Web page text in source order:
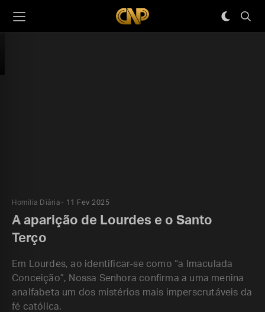
Homilia Diária 11 Fev 2025
A aparição de Lourdes e o Santo
Terço
Em Lourdes, ao identificar-se como “a Imaculada
Conceição”, Nossa Senhora confirma a uma menina
analfabeta um dos mistérios mais imperscrutáveis da
fé católica.